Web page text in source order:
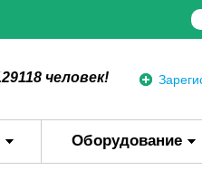
человек!
Оборудование